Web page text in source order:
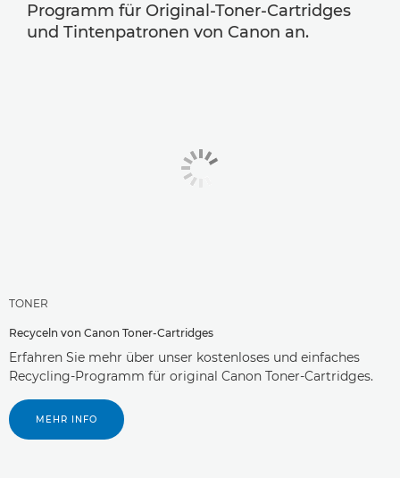
Programm für Original-Toner-Cartridges
und Tintenpatronen von Canon an.
TONER
Recyceln von Canon Toner-Cartridges
Erfahren Sie mehr über unser kostenloses und einfaches
Recycling-Programm für original Canon Toner-Cartridges.
MEHR INFO